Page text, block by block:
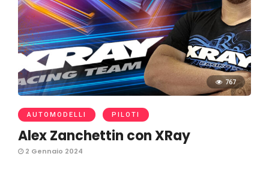
767
AUTOMODELLI PILOTI
Alex Zanchettin con XRay
2 Gennaio 2024